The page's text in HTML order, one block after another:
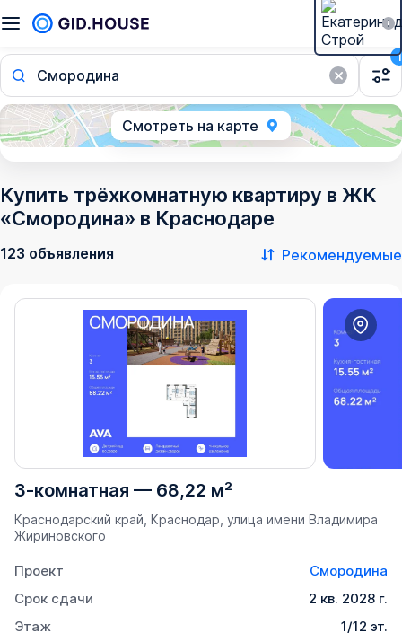
Смородина
1
Смотреть на карте
Купить трёхкомнатную квартиру в ЖК
«Смородина» в Краснодаре
123 объявления Рекомендуемые
3-комнатная — 68,22 м²
Краснодарский край, Краснодар, улица имени Владимира
Жириновского
Проект
Смородина
Срок сдачи
2 кв. 2028 г.
Этаж
1/12 эт.